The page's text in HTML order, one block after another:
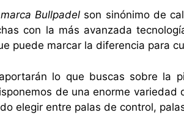
Bullpadel son sinónimo de
con la más avanzada
puede marcar la diferencia para
lo que buscas sobre la
de una enorme variedad
elegir entre palas de control,